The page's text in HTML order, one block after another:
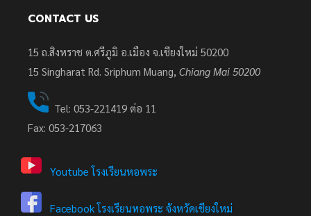
CONTACT US
15 ถ.สิงหราช ต.ศรีภูมิ อ.เมือง จ.เชียงใหม่ 50200
15 Singharat Rd. Sriphum Muang, Chiang Mai 50200
Tel: 053-221419 ต่อ 11
Fax: 053-217063
Youtube โรงเรียนหอพระ
Facebook โรงเรียนหอพระ จังหวัดเชียงใหม่